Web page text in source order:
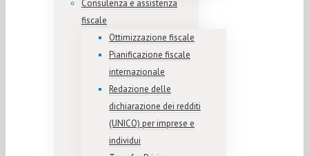
Consulenza e assistenza
fiscale
Ottimizzazione fiscale
Pianificazione fiscale
internazionale
Redazione delle
dichiarazione dei redditi
(UNICO) per imprese e
individui